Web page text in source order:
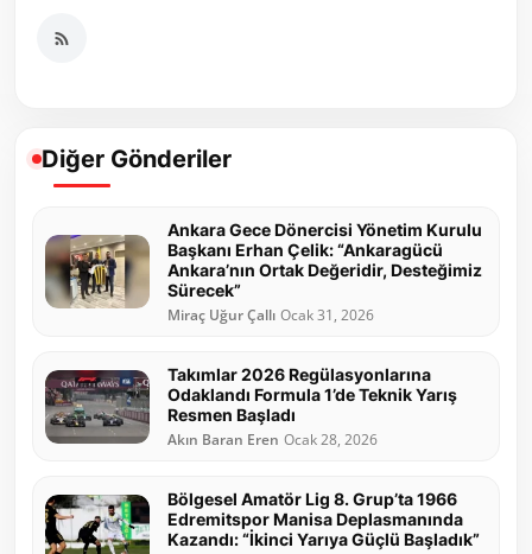
Diğer Gönderiler
Ankara Gece Dönercisi Yönetim Kurulu
Başkanı Erhan Çelik: “Ankaragücü
Ankara’nın Ortak Değeridir, Desteğimiz
Sürecek”
Miraç Uğur Çallı Ocak 31, 2026
Takımlar 2026 Regülasyonlarına
Odaklandı Formula 1’de Teknik Yarış
Resmen Başladı
Akın Baran Eren Ocak 28, 2026
Bölgesel Amatör Lig 8. Grup’ta 1966
Edremitspor Manisa Deplasmanında
Kazandı: “İkinci Yarıya Güçlü Başladık”